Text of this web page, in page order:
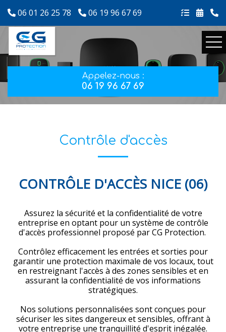
06 01 26 25 78 06 19 96 67 69
Appelez-nous :
06 19 96 67 69
Contrôle d'accès
CONTRÔLE D'ACCÈS NICE (06)
Assurez la sécurité et la confidentialité de votre
entreprise en optant pour un système de contrôle
d'accès professionnel proposé par CG Protection.
Contrôlez efficacement les entrées et sorties pour
garantir une protection maximale de vos locaux, tout
en restreignant l'accès à des zones sensibles et en
assurant la confidentialité de vos informations
stratégiques.
Nos solutions personnalisées sont conçues pour
sécuriser les sites dangereux et sensibles, offrant à
votre entreprise une tranquillité d'esprit inégalée.